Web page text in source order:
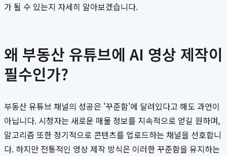
가 될 수 있는지 자세히 알아보겠습니다.
왜 부동산 유튜브에 AI 영상 제작이
필수인가?
부동산 유튜브 채널의 성공은 '꾸준함'에 달려있다고 해도 과언이
아닙니다. 시청자는 새로운 매물 정보를 지속적으로 얻길 원하며,
알고리즘 또한 정기적으로 콘텐츠를 업로드하는 채널을 선호합니
다. 하지만 전통적인 영상 제작 방식은 이러한 꾸준함을 유지하는